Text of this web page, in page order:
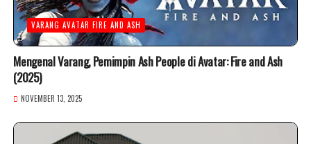
VARANG AVATAR FIRE AND ASH
Mengenal Varang, Pemimpin Ash People di Avatar: Fire and Ash
(2025)
NOVEMBER 13, 2025